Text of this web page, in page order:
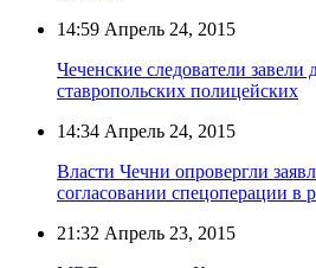
14:59 Апрель 24, 2015
Чеченские следователи завели
ставропольских полицейских
14:34 Апрель 24, 2015
Власти Чечни опровергли
согласовании спецоперации в
21:32 Апрель 23, 2015